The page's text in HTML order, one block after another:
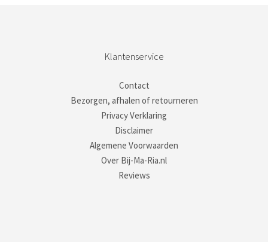
Klantenservice
Contact
Bezorgen, afhalen of retourneren
Privacy Verklaring
Disclaimer
Algemene Voorwaarden
Over Bij-Ma-Ria.nl
Reviews